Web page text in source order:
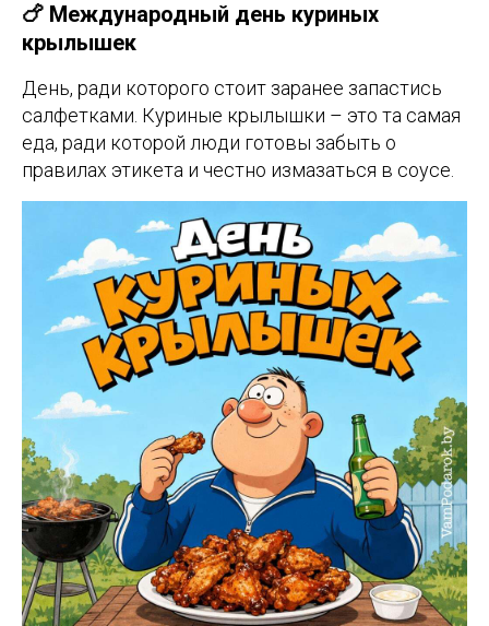
🍗 Международный день куриных
крылышек
День, ради которого стоит заранее запастись
салфетками. Куриные крылышки – это та самая
еда, ради которой люди готовы забыть о
правилах этикета и честно измазаться в соусе.